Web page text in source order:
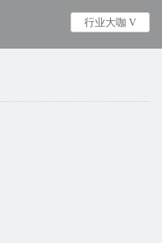
行业大咖 V